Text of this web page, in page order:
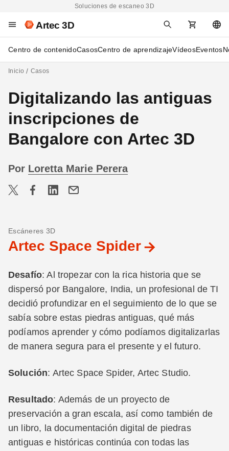
Soluciones de escaneo 3D
Artec 3D
Centro de contenidoCasosCentro de aprendizajeVídeosEventos
Inicio Casos
Digitalizando las antiguas
inscripciones de
Bangalore con Artec 3D
Por Loretta Marie Perera
Escáneres 3D
Artec Space Spider
Desafío: Al tropezar con la rica historia que se
dispersó por Bangalore, India, un profesional de TI
decidió profundizar en el seguimiento de lo que se
sabía sobre estas piedras antiguas, qué más
podíamos aprender y cómo podíamos digitalizarlas
de manera segura para el presente y el futuro.
Solución: Artec Space Spider, Artec Studio.
Resultado: Además de un proyecto de
preservación a gran escala, así como también de
un libro, la documentación digital de piedras
antiguas e históricas continúa con todas las